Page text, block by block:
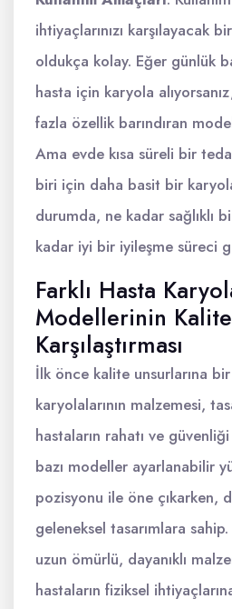
ihtiyaçlarınızı karşılayacak
oldukça kolay. Eğer günlük
hasta için karyola
fazla özellik barındıran
Ama evde kısa süreli bir
biri için daha basit bir
durumda, ne kadar sağlıklı
kadar iyi bir iyileşme süreci
Farklı Hasta
Modellerinin
Karşılaştırması
İlk önce kalite unsurlarına
karyolalarının malzemesi,
hastaların rahatı ve
bazı modeller ayarlanabilir
pozisyonu ile öne çıkarken,
geleneksel tasarımlara
uzun ömürlü, dayanıklı
hastaların fiziksel